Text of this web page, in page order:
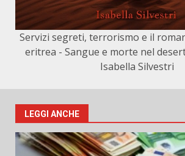
Servizi segreti, terrorismo e il
eritrea - Sangue e morte nel
Isabella Silvestri
LEGGI ANCHE